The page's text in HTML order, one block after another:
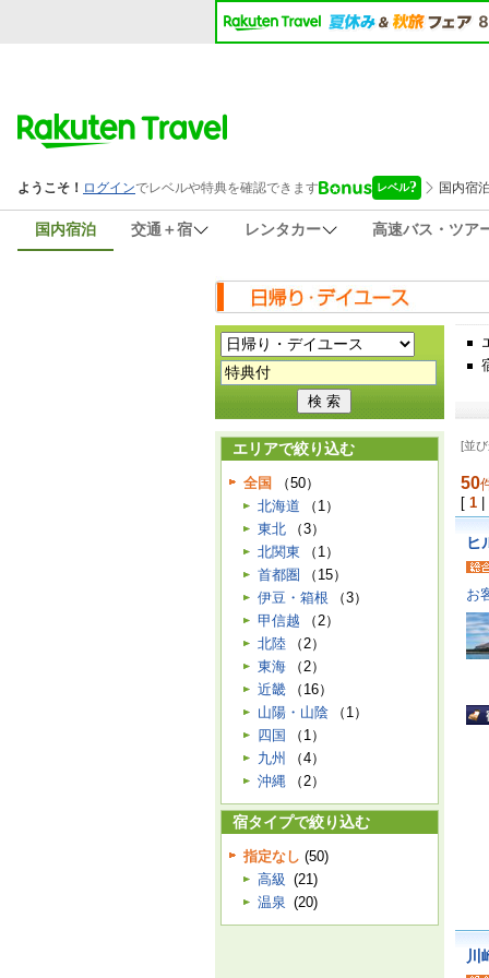
国内宿泊 交通＋宿 レンタカー 高速バス・ツア
エリアで絞り込む
全国
（50）
北海道
（1）
東北
（3）
北関東
（1）
首都圏
（15）
伊豆・箱根
（3）
甲信越
（2）
北陸
（2）
東海
（2）
近畿
（16）
山陽・山陰
（1）
四国
（1）
九州
（4）
沖縄
（2）
宿タイプで絞り込む
指定なし (50)
高級 (21)
温泉 (20)
[並
50
[ 1
ヒ
お
川